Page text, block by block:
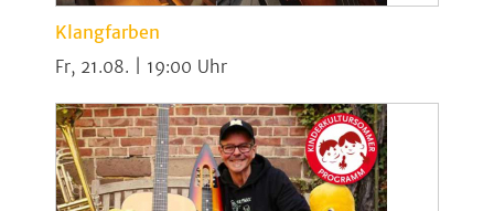
Klangfarben
Fr, 21.08. | 19:00